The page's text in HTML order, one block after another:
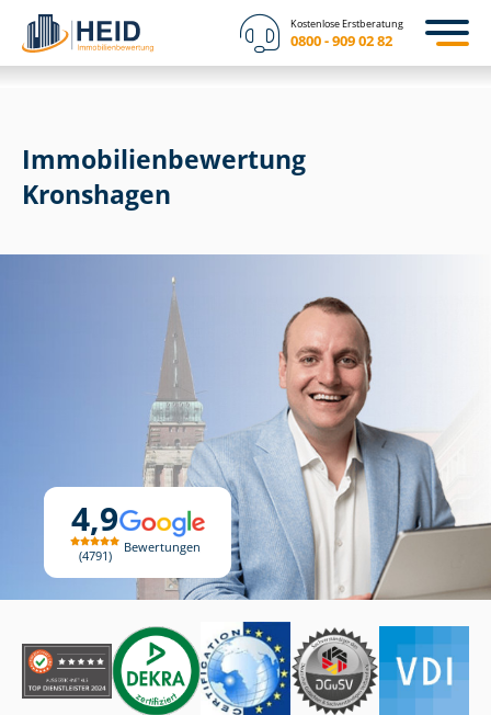
Kostenlose Erstberatung
0800 - 909 02 82
4,9
4791
Bewertungen
Immobilien­bewertung
Kronshagen